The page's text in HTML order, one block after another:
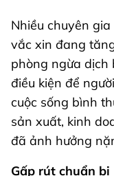
Nhiều chuyên
vắc xin đang
phòng ngừa dịch
điều kiện để
cuộc sống bình
sản xuất, kinh
đã ảnh hưởng
Gấp rút chuẩn bị